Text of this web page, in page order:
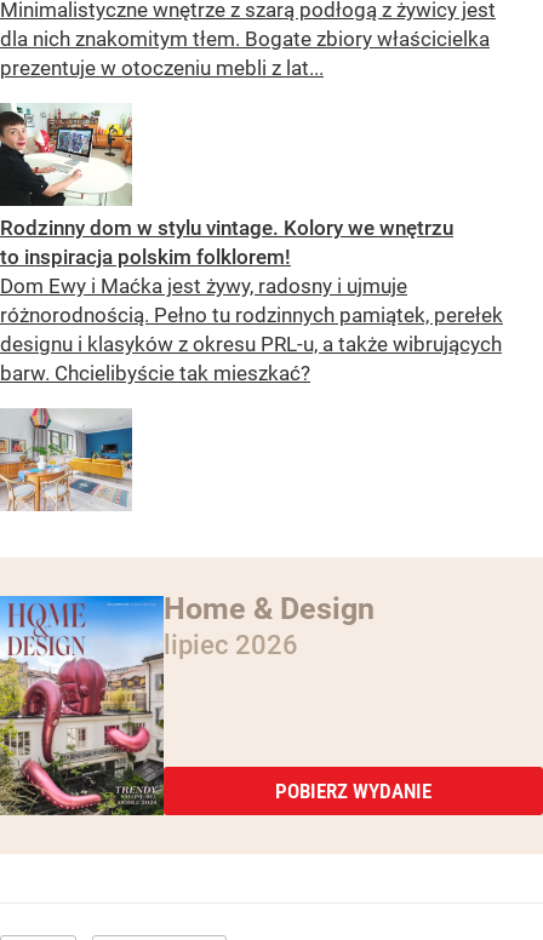
Minimalistyczne wnętrze z szarą podłogą z żywicy jest
dla nich znakomitym tłem. Bogate zbiory właścicielka
prezentuje w otoczeniu mebli z lat...
Rodzinny dom w stylu vintage. Kolory we wnętrzu
to inspiracja polskim folklorem!
Dom Ewy i Maćka jest żywy, radosny i ujmuje
różnorodnością. Pełno tu rodzinnych pamiątek, perełek
designu i klasyków z okresu PRL-u, a także wibrujących
barw. Chcielibyście tak mieszkać?
Home & Design
lipiec 2026
POBIERZ WYDANIE